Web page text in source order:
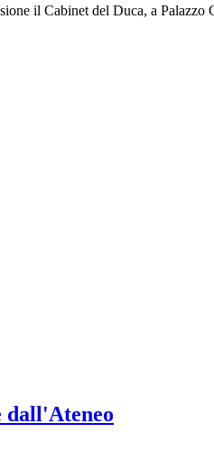
il Cabinet del Duca, a Palazzo
dall'Ateneo